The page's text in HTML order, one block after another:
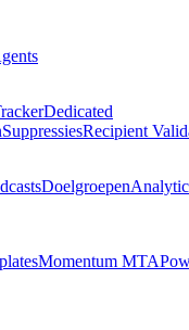
Dedicated
SuppressiesRecipient
Doelgroepen
Momentum MTA